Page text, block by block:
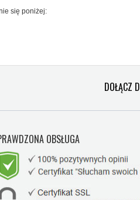
się poniżej:
DOŁĄCZ
OBSŁUGA